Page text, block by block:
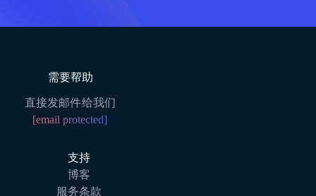
需要帮助
直接发邮件给我们
[email protected]
支持
博客
服务条款